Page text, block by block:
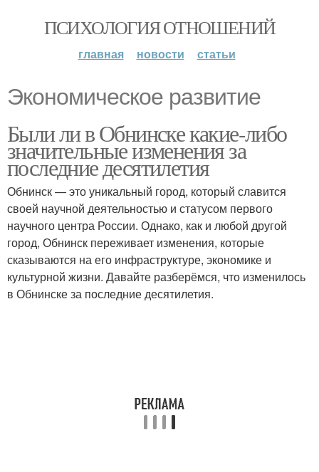
ПСИХОЛОГИЯ ОТНОШЕНИЙ
главная новости статьи
Экономическое развитие
Были ли в Обнинске какие-либо
значительные изменения за
последние десятилетия
Обнинск — это уникальный город, который славится
своей научной деятельностью и статусом первого
научного центра России. Однако, как и любой другой
город, Обнинск переживает изменения, которые
сказываются на его инфраструктуре, экономике и
культурной жизни. Давайте разберёмся, что изменилось
в Обнинске за последние десятилетия.